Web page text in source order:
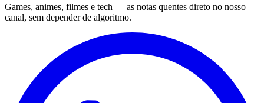
Games, animes, filmes e tech — as notas quentes direto no nosso
canal, sem depender de algoritmo.